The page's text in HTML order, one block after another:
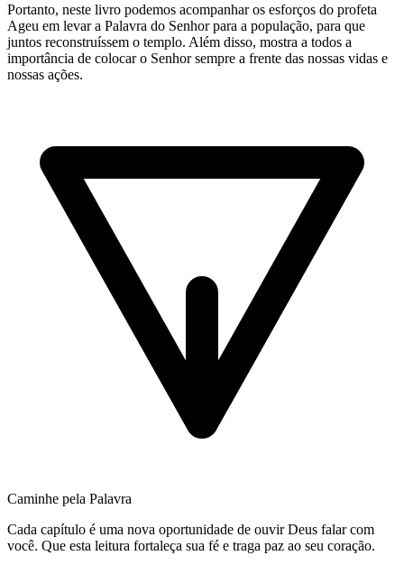
Portanto, neste livro podemos acompanhar os esforços do profeta
Ageu em levar a Palavra do Senhor para a população, para que
juntos reconstruíssem o templo. Além disso, mostra a todos a
importância de colocar o Senhor sempre a frente das nossas vidas e
nossas ações.
Caminhe pela Palavra
Cada capítulo é uma nova oportunidade de ouvir Deus falar com
você. Que esta leitura fortaleça sua fé e traga paz ao seu coração.